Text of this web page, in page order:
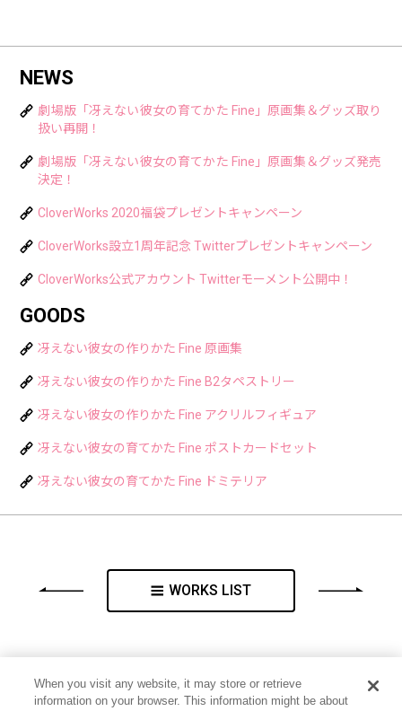
NEWS
劇場版「冴えない彼女の育てかた Fine」原画集＆グッズ取り
扱い再開！
劇場版「冴えない彼女の育てかた Fine」原画集＆グッズ発売
決定！
CloverWorks 2020福袋プレゼントキャンペーン
CloverWorks設立1周年記念 Twitterプレゼントキャンペーン
CloverWorks公式アカウント Twitterモーメント公開中！
GOODS
冴えない彼女の作りかた Fine 原画集
冴えない彼女の作りかた Fine B2タペストリー
冴えない彼女の作りかた Fine アクリルフィギュア
冴えない彼女の育てかた Fine ポストカードセット
冴えない彼女の育てかた Fine ドミテリア
WORKS LIST
When you visit any website, it may store or retrieve
information on your browser. This information might be about